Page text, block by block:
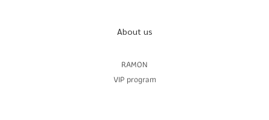
About us
RAMON
VIP program